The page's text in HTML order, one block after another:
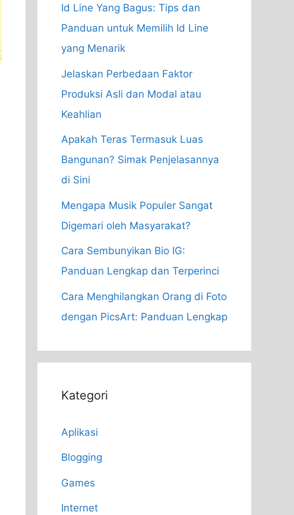
Id Line Yang Bagus: Tips dan
Panduan untuk Memilih Id Line
yang Menarik
Jelaskan Perbedaan Faktor
Produksi Asli dan Modal atau
Keahlian
Apakah Teras Termasuk Luas
Bangunan? Simak Penjelasannya
di Sini
Mengapa Musik Populer Sangat
Digemari oleh Masyarakat?
Cara Sembunyikan Bio IG:
Panduan Lengkap dan Terperinci
Cara Menghilangkan Orang di Foto
dengan PicsArt: Panduan Lengkap
Kategori
Aplikasi
Blogging
Games
Internet